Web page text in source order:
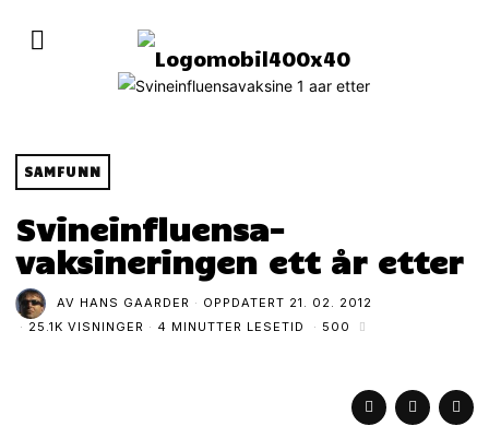
SAMFUNN
Svineinfluensa-
vaksineringen ett år etter
AV HANS GAARDER OPPDATERT 21. 02. 2012
25.1K VISNINGER
4 MINUTTER LESETID 500